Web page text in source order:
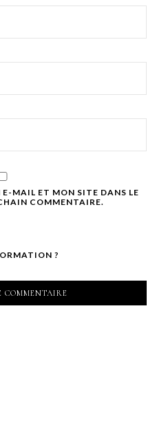
MAIL ET MON SITE DANS LE
COMMENTAIRE.
?